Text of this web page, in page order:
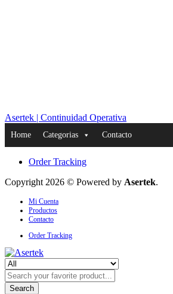
Asertek | Continuidad Operativa
Home Categorias Contacto
Order Tracking
Copyright 2026 © Powered by Asertek.
Mi Cuenta
Productos
Contacto
Order Tracking
Search